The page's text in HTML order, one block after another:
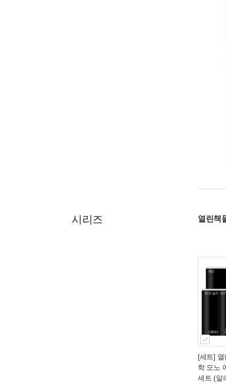
시리즈 열린책
[세트]
학 모노
세트 (알